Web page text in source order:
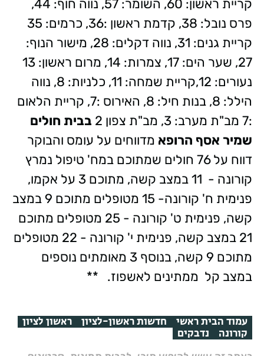
קריית ראשון: 60, השומר: 57, נווה חוף: 44,
פרס נובל: 38, קדמת ראשון :36, כרמים: 35
קריית גנים: 31, נווה דקלים: 28, מישור הנוף:
27, שער הים: 17, צמרות: 14, מרום ראשון: 13
נעורים: 12,קריית שמחה: 11, כלניות: 8, נווה
הילל: 8, בנות חיל: 8, האירוס :7, קריית הלאום
:7 מב"ת מערב: 3, מב"ת צפון 2
בבית חולים
שמיר אסף הרופא מדווחים על עומס והבוקר
דווח על 76 חולים שמתוכם במח' טיפול נמרץ
קורונה - 11 במצב קשה, מתוכם 3 על אקמו,
פנימית ח' קורונה- 15 מטופלים מתוכם 9 במצב
קשה, פנימית ט' קורונה - 25 מטופלים מתוכם
21 במצב קשה, פנימית י' קורונה - 22 מטופלים
מתוכם 9 קשה, בנוסף 3 מאומתים נוספים
במצב קל ממתינים לאשפוז. **
עמוד הבית ראשי חדשות ראשון-לציון ראשון לציון
קורונה נדבקים